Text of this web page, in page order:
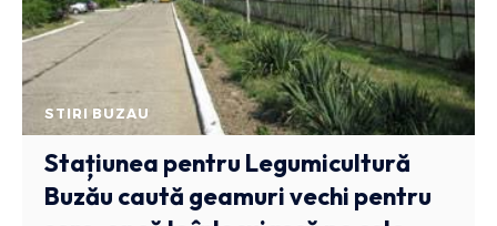
STIRI BUZAU
Stațiunea pentru Legumicultură
Buzău caută geamuri vechi pentru